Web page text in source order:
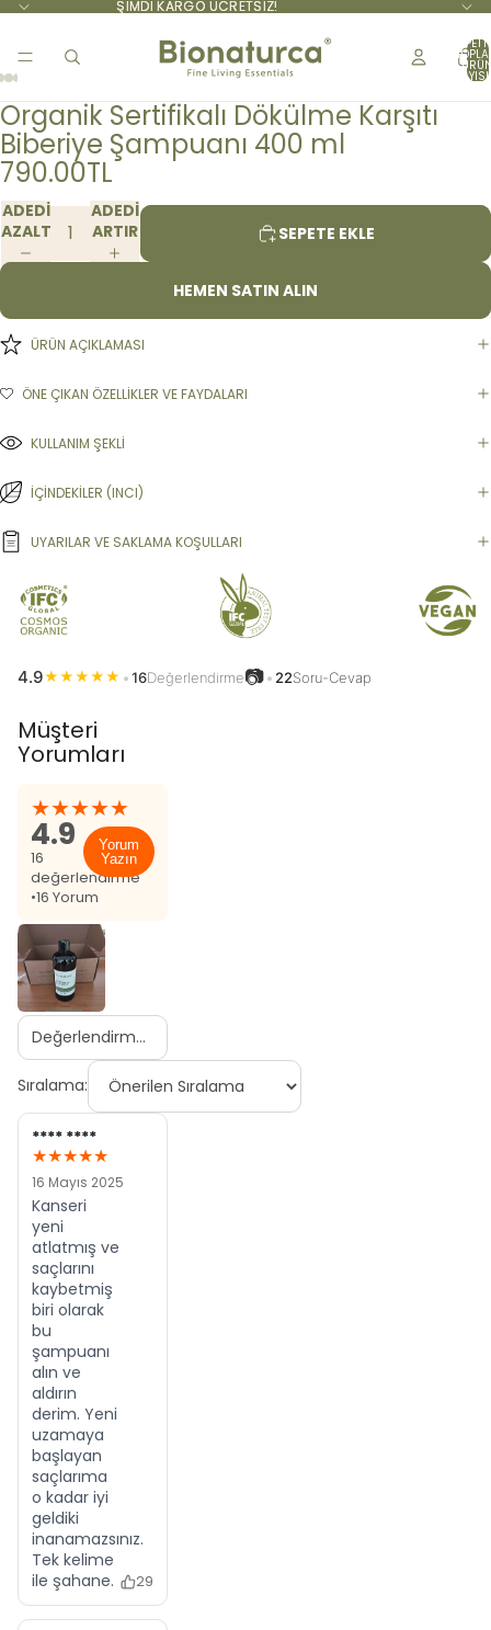
ŞİMDİ KARGO ÜCRETSİZ!
ŞİMDİ KARGO ÜCRETSİZ!
Organik Sertifikalı Dökülme Karşıtı
Biberiye Şampuanı 400 ml
790.00TL
ADEDI
AZALT
ADEDI
ARTIR
SEPETE EKLE
HEMEN SATIN ALIN
ÜRÜN AÇIKLAMASI
ÖNE ÇIKAN ÖZELLİKLER VE FAYDALARI
KULLANIM ŞEKLİ
İÇİNDEKİLER (INCI)
UYARILAR VE SAKLAMA KOŞULLARI
4.9★★★★★ •16Değerlendirme📷• 22Soru-Cevap
Müşteri
Yorumları
★★★★★
4.9
16
değerlendirme
•16 Yorum
Yorum
Yazın
Sıralama:
**** ****
★★★★★
16 Mayıs 2025
Kanseri
yeni
atlatmış ve
saçlarını
kaybetmiş
biri olarak
bu
şampuanı
alın ve
aldırın
derim. Yeni
uzamaya
başlayan
saçlarıma
o kadar iyi
geldiki
inanamazsınız.
Tek kelime
ile şahane.
29